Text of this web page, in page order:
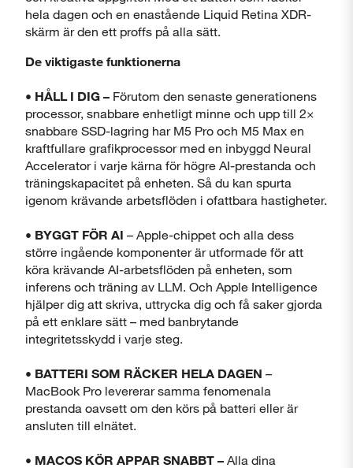
hela dagen och en enastående Liquid Retina XDR-
skärm är den ett proffs på alla sätt.
De viktigaste funktionerna
• HÅLL I DIG – Förutom den senaste generationens
processor, snabbare enhetligt minne och upp till 2×
snabbare SSD-lagring har M5 Pro och M5 Max en
kraftfullare grafikprocessor med en inbyggd Neural
Accelerator i varje kärna för högre AI-prestanda och
träningskapacitet på enheten. Så du kan spurta
igenom krävande arbetsflöden i ofattbara hastigheter.
• BYGGT FÖR AI – Apple-chippet och alla dess
större ingående komponenter är utformade för att
köra krävande AI-arbetsflöden på enheten, som
inferens och träning av LLM. Och Apple Intelligence
hjälper dig att skriva, uttrycka dig och få saker gjorda
på ett enklare sätt – med banbrytande
integritetsskydd i varje steg.
• BATTERI SOM RÄCKER HELA DAGEN –
MacBook Pro levererar samma fenomenala
prestanda oavsett om den körs på batteri eller är
ansluten till elnätet.
• MACOS KÖR APPAR SNABBT – Alla dina
Stäng